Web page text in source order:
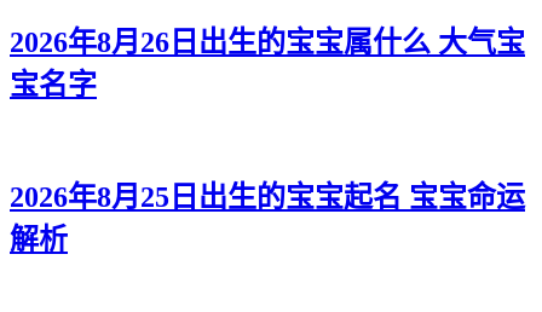
2026年8月26日出生的宝宝属什么 大气宝
宝名字
2026年8月25日出生的宝宝起名 宝宝命运
解析